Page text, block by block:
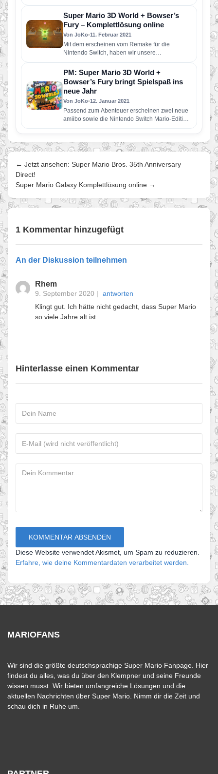
spielen? In…
Super Mario 3D World + Bowser’s
Fury – Komplettlösung online
Von JoKo•11. Februar 2021
Mit dem erscheinen vom Remake für die
Nintendo Switch, haben wir unsere
Komplettlösung für das Spiel überarbeitet und…
PM: Super Mario 3D World +
Bowser’s Fury bringt Spielspaß ins
neue Jahr
Von JoKo•12. Januar 2021
Passend zum Abenteuer erscheinen zwei neue
amiibo sowie die Nintendo Switch Mario-Edition
(rot & blau) Eine optisch an…
← Jetzt ansehen: Super Mario Bros. 35th Anniversary
Direct!
Super Mario Galaxy Komplettlösung online →
1 Kommentar hinzugefügt
An der Diskussion teilnehmen
Rhem
9. September 2020 |
antworten
Klingt gut. Ich hätte nicht gedacht, dass Super Mario
so viele Jahre alt ist.
Hinterlasse einen Kommentar
Diese Website verwendet Akismet, um Spam zu reduzieren.
Erfahre, wie deine Kommentardaten verarbeitet werden.
MARIOFANS
Wir sind die größte deutschsprachige Super Mario Fanpage. Hier
findest du alles, was du über den Klempner und seine Freunde
wissen musst. Wir bieten umfangreiche Lösungen und die
aktuellen Nachrichten über Super Mario. Nimm dir die Zeit und
schau dich in Ruhe um.